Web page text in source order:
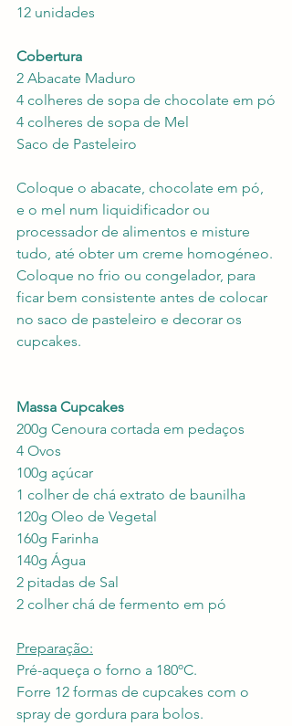
12 unidades
Cobertura
2 Abacate Maduro
4 colheres de sopa de chocolate em pó
4 colheres de sopa de Mel
Saco de Pasteleiro
Coloque o abacate, chocolate em pó,
e o mel num liquidificador ou
processador de alimentos e misture
tudo, até obter um creme homogéneo.
Coloque no frio ou congelador, para
ficar bem consistente antes de colocar
no saco de pasteleiro e decorar os
cupcakes.
Massa Cupcakes
200g Cenoura cortada em pedaços
4 Ovos
100g açúcar
1 colher de chá extrato de baunilha
120g Oleo de Vegetal
160g Farinha
140g Água
2 pitadas de Sal
2 colher chá de fermento em pó
Preparação:
Pré-aqueça o forno a 180ºC.
Forre 12 formas de cupcakes com o
spray de gordura para bolos.